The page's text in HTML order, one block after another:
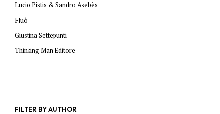
Lucio Pistis & Sandro Asebès
Fluò
Giustina Settepunti
Thinking Man Editore
FILTER BY AUTHOR